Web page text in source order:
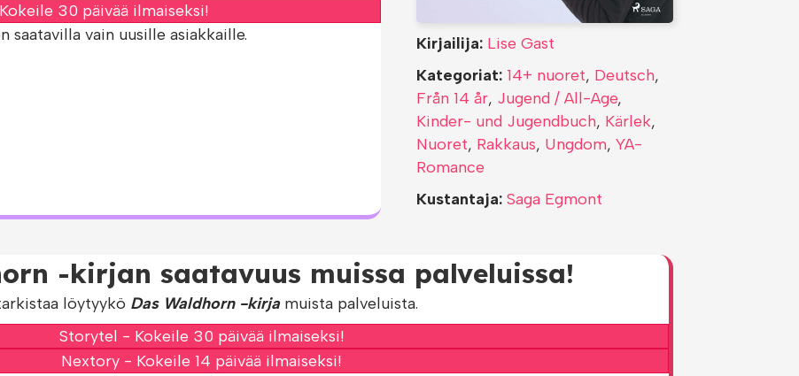
30 päivää ilmaiseksi!
vain uusille asiakkaille.
Kirjailija: Lise Gast
Kategoriat: 14+ nuoret, Deutsch,
Från 14 år, Jugend / All-Age,
Kinder- und Jugendbuch, Kärlek,
Nuoret, Rakkaus, Ungdom, YA-
Romance
Kustantaja: Saga Egmont
-kirjan saatavuus muissa palveluissa!
löytyykö Das Waldhorn -kirja muista palveluista.
Storytel - Kokeile 30 päivää ilmaiseksi!
Nextory - Kokeile 14 päivää ilmaiseksi!